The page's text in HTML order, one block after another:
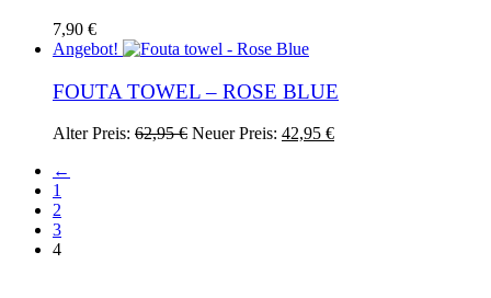
7,90 €
Angebot!
FOUTA TOWEL – ROSE BLUE
Alter Preis: 62,95€ Ursprünglicher
Neuer Preis: 42,95 €Aktueller
←
1
2
3
4